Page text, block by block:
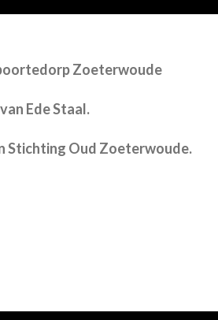
Zoeterwoude
Ede Staal.
Stichting Oud Zoeterwoude.